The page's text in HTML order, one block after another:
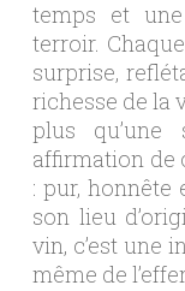
temps et
terroir.
surprise,
richesse de la
plus qu’une
affirmation de
: pur,
son lieu
vin, c’est une
même de